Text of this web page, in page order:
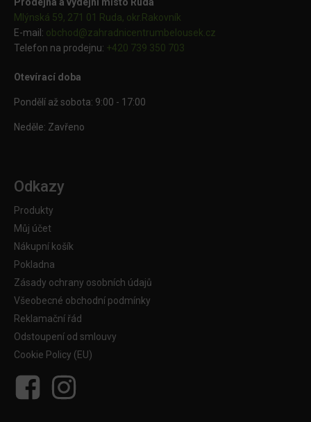
Prodejna a výdejní místo Ruda
Mlýnská 59, 271 01 Ruda, okr.Rakovník
E-mail: obchod@zahradnicentrumbelousek.cz
Telefon na prodejnu: +420 739 350 703
Otevírací doba
Pondělí až sobota: 9:00 - 17:00
Neděle: Zavřeno
Odkazy
Produkty
Můj účet
Nákupní košík
Pokladna
Zásady ochrany osobních údajů
Všeobecné obchodní podmínky
Reklamační řád
Odstoupení od smlouvy
Cookie Policy (EU)